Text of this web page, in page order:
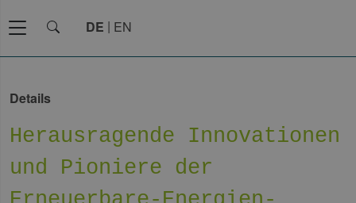
DE EN
Details
Herausragende Innovationen
und Pioniere der